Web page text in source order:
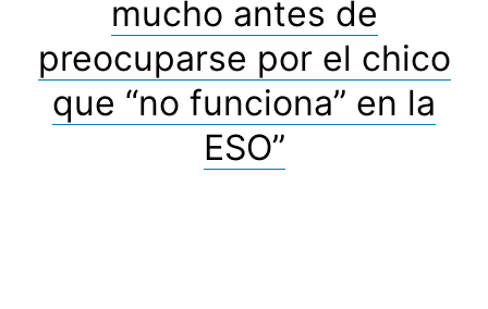
mucho antes de
preocuparse por el chico
que “no funciona” en la
ESO”